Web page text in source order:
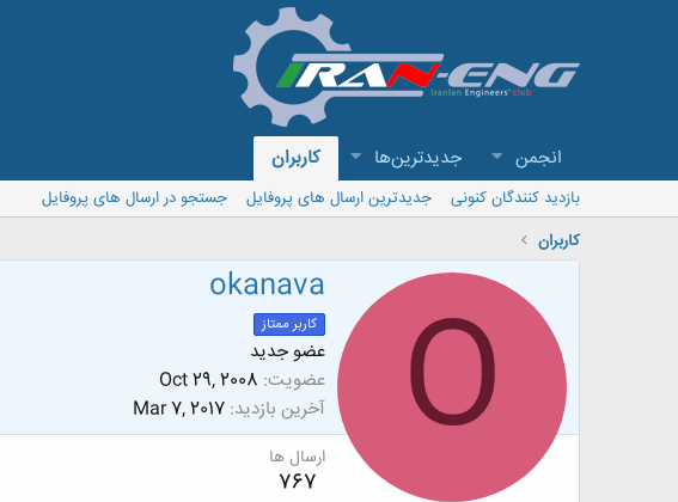
انجمن جدیدترین‌ها کاربران
بازدید کنندگان کنونی جدیدترین ارسال های پروفایل
جستجو در ارسال های پروفایل
کاربران
O
okanava
کاربر ممتاز
عضو جدید
عضویت Oct 29, 2008
آخرین بازدید Mar 7, 2017
ارسال ها
767